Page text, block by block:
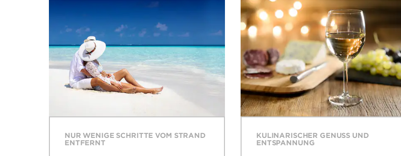
NUR WENIGE SCHRITTE VOM STRAND
ENTFERNT
KULINARISCHER GENUSS UND
ENTSPANNUNG